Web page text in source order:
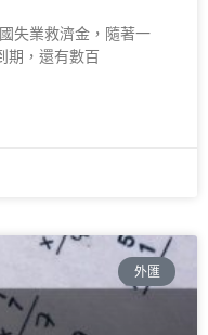
失業救濟金，隨著一
期，還有數百
外匯